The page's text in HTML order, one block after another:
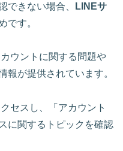
できない場合、
LINEサ
です。
ウントに関する問題や
報が提供されています。
セスし、「アカウント
に関するトピックを確認